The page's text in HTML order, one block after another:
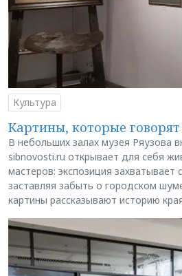
Культура
Картины, которые
В небольших залах музея Ряузова
sibnovosti.ru открывает для себя
мастеров: экспозиция захватывает
заставляя забыть о городском
картины рассказывают историю